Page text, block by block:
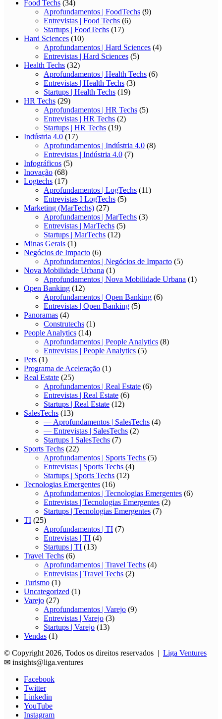
Food Techs (34)
Aprofundamentos | FoodTechs (9)
Entrevistas | Food Techs (6)
Startups | FoodTechs (17)
Hard Sciences (10)
Aprofundamentos | Hard Sciences (4)
Entrevistas | Hard Sciences (5)
Health Techs (32)
Aprofundamentos | Health Techs (6)
Entrevistas | Health Techs (3)
Startups | Health Techs (19)
HR Techs (29)
Aprofundamentos | HR Techs (5)
Entrevistas | HR Techs (2)
Startups | HR Techs (19)
Indústria 4.0 (17)
Aprofundamentos | Indústria 4.0 (8)
Entrevistas | Indústria 4.0 (7)
Infográficos (5)
Inovação (68)
Logtechs (17)
Aprofundamentos | LogTechs (11)
Entrevistas I LogTechs (5)
Marketing (MarTechs) (27)
Aprofundamentos | MarTechs (3)
Entrevistas | MarTechs (5)
Startups | MarTechs (12)
Minas Gerais (1)
Negócios de Impacto (6)
Aprofundamentos | Negócios de Impacto (5)
Nova Mobilidade Urbana (1)
Aprofundamentos | Nova Mobilidade Urbana (1)
Open Banking (12)
Aprofundamentos | Open Banking (6)
Entrevistas | Open Banking (5)
Panoramas (4)
Construtechs (1)
People Analytics (14)
Aprofundamentos | People Analytics (8)
Entrevistas | People Analytics (5)
Pets (1)
Programa de Aceleração (1)
Real Estate (25)
Aprofundamentos | Real Estate (6)
Entrevistas | Real Estate (6)
Startups | Real Estate (12)
SalesTechs (13)
— Aprofundamentos | SalesTechs (4)
— Entrevistas | SalesTechs (2)
Startups I SalesTechs (7)
Sports Techs (22)
Aprofundamentos | Sports Techs (5)
Entrevistas | Sports Techs (4)
Startups | Sports Techs (12)
Tecnologias Emergentes (16)
Aprofundamentos | Tecnologias Emergentes (6)
Entrevistas | Tecnologias Emergentes (2)
Startups | Tecnologias Emergentes (7)
TI (25)
Aprofundamentos | TI (7)
Entrevistas | TI (4)
Startups | TI (13)
Travel Techs (6)
Aprofundamentos | Travel Techs (4)
Entrevistas | Travel Techs (2)
Turismo (1)
Uncategorized (1)
Varejo (27)
Aprofundamentos | Varejo (9)
Entrevistas | Varejo (3)
Startups | Varejo (13)
Vendas (1)
© Copyright 2026, Todos os direitos reservados | Liga Ventures
✉ insights@liga.ventures
Facebook
Twitter
Linkedin
YouTube
Instagram